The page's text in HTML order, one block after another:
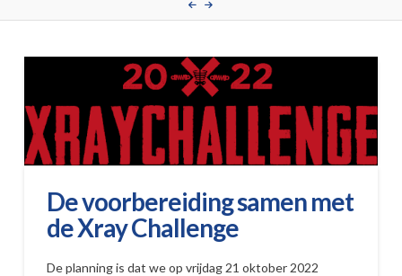
De voorbereiding samen met
de Xray Challenge
De planning is dat we op vrijdag 21 oktober 2022